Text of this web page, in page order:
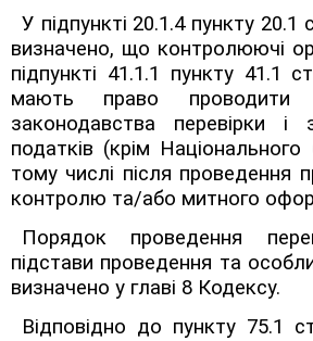
У підпункті 20.1.4 пункту 20.1
визначено, що контролюючі
підпункті 41.1.1 пункту 41.1
мають право проводити
законодавства перевірки і
податків (крім Національного
тому числі після проведення
контролю та/або митного
Порядок проведення
підстави проведення та
визначено у главі 8 Кодексу.
Відповідно до пункту 75.1